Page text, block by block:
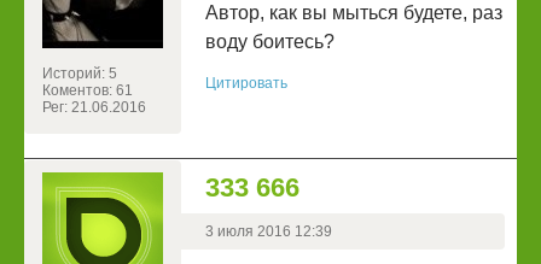
Историй: 5
Коментов: 61
Рег: 21.06.2016
Автор, как вы мыться будете, раз
воду боитесь?
Цитировать
333 666
3 июля 2016 12:39